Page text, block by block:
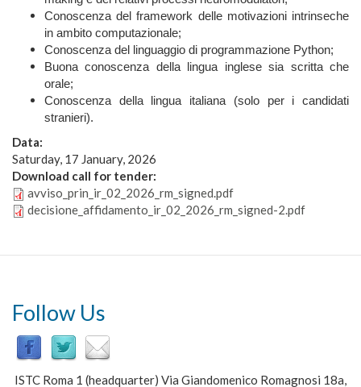
Conoscenza del framework delle motivazioni intrinseche
in ambito computazionale;
Conoscenza del linguaggio di programmazione Python;
Buona conoscenza della lingua inglese sia scritta che
orale;
Conoscenza della lingua italiana (solo per i candidati
stranieri).
Data:
Saturday, 17 January, 2026
Download call for tender:
avviso_prin_ir_02_2026_rm_signed.pdf
decisione_affidamento_ir_02_2026_rm_signed-2.pdf
Follow Us
ISTC Roma 1 (headquarter) Via Giandomenico Romagnosi 18a,